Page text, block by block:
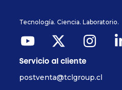
Tecnología. Ciencia. Laboratorio.
Servicio al cliente
postventa@tclgroup.cl